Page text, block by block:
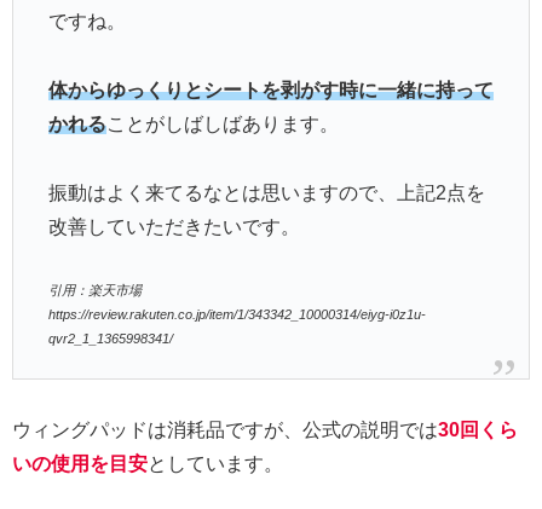
ですね。
体からゆっくりとシートを剥がす時に一緒に持って
かれることがしばしばあります。
振動はよく来てるなとは思いますので、上記2点を
改善していただきたいです。
引用：楽天市場
https://review.rakuten.co.jp/item/1/343342_10000314/eiyg-i0z1u-
qvr2_1_1365998341/
ウィングパッドは消耗品ですが、公式の説明では30回くら
いの使用を目安としています。